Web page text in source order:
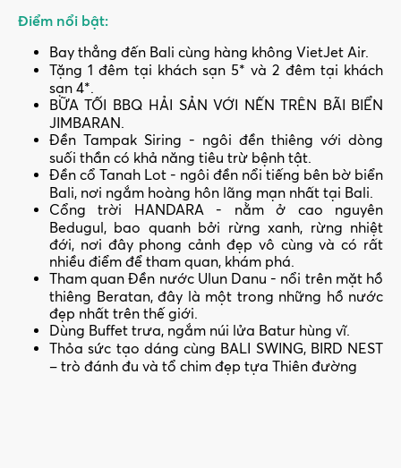
Điểm nổi bật:
Bay thẳng đến Bali cùng hàng không VietJet Air.
Tặng 1 đêm tại khách sạn 5* và 2 đêm tại khách
sạn 4*.
BỮA TỐI BBQ HẢI SẢN VỚI NẾN TRÊN BÃI BIỂN
JIMBARAN.
Đền Tampak Siring - ngôi đền thiêng với dòng
suối thần có khả năng tiêu trừ bệnh tật.
Đền cổ Tanah Lot - ngôi đền nổi tiếng bên bờ biển
Bali, nơi ngắm hoàng hôn lãng mạn nhất tại Bali.
Cổng trời HANDARA - nằm ở cao nguyên
Bedugul, bao quanh bởi rừng xanh, rừng nhiệt
đới, nơi đây phong cảnh đẹp vô cùng và có rất
nhiều điểm để tham quan, khám phá.
Tham quan Đền nước Ulun Danu - nổi trên mặt hồ
thiêng Beratan, đây là một trong những hồ nước
đẹp nhất trên thế giới.
Dùng Buffet trưa, ngắm núi lửa Batur hùng vĩ.
Thỏa sức tạo dáng cùng BALI SWING, BIRD NEST
– trò đánh đu và tổ chim đẹp tựa Thiên đường